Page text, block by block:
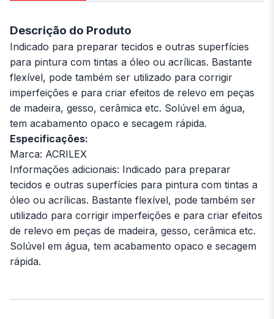
Descrição do Produto
Indicado para preparar tecidos e outras superfícies
para pintura com tintas a óleo ou acrílicas. Bastante
flexível, pode também ser utilizado para corrigir
imperfeições e para criar efeitos de relevo em peças
de madeira, gesso, cerâmica etc. Solúvel em água,
tem acabamento opaco e secagem rápida.
Especificações:
Marca: ACRILEX
Informações adicionais: Indicado para preparar
tecidos e outras superfícies para pintura com tintas a
óleo ou acrílicas. Bastante flexível, pode também ser
utilizado para corrigir imperfeições e para criar efeitos
de relevo em peças de madeira, gesso, cerâmica etc.
Solúvel em água, tem acabamento opaco e secagem
rápida.